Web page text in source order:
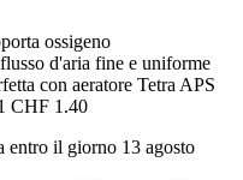
ossigeno
d'aria fine e uniforme
con aeratore Tetra APS
CHF 1.40
entro il giorno 13 agosto